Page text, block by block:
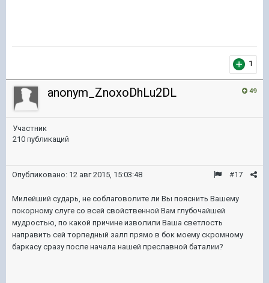
1
49
anonym_ZnoxoDhLu2DL
Участник
210 публикаций
#17
Опубликовано: 12 авг 2015, 15:03:48
Милейший сударь, не соблаговолите ли Вы пояснить Вашему
покорному слуге со всей свойственной Вам глубочайшей
мудростью, по какой причине изволили Ваша светлость
направить сей торпедный залп прямо в бок моему скромному
баркасу сразу после начала нашей преславной баталии?